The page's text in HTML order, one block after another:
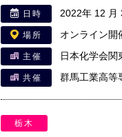
日時 2022年 12
場所 オンライン開
主催 日本化学会関
共催 群馬工業高等
栃木